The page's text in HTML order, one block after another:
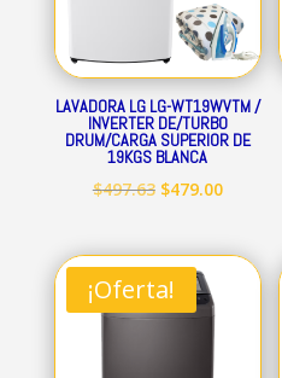
LAVADORA LG LG-WT19WVTM /
INVERTER DE/TURBO
DRUM/CARGA SUPERIOR DE
19KGS BLANCA
$497.63 El
original
era:
$497.63.
$479.00El
actual
¡Oferta!